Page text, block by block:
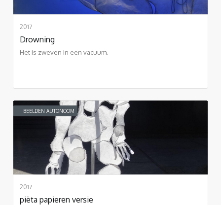
2017
Drowning
Het is zweven in een vacuum.
BEELDEN AUTONOOM
2017
piëta papieren versie